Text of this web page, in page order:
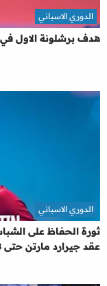
هدف برشلونة الاول
الدوري الاسباني
ثورة الحفاظ على
عقد جيرارد مارتن حتى 2028
الدوري الاسباني